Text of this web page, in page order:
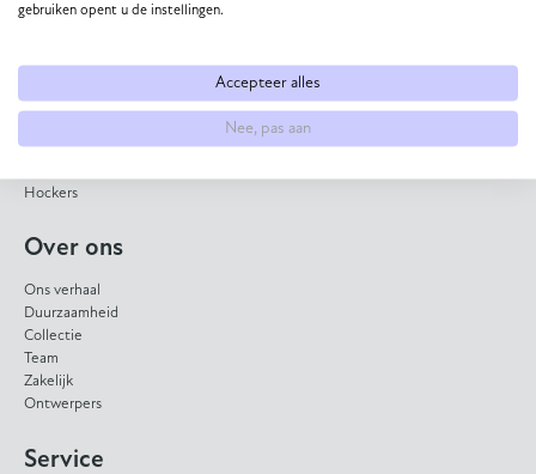
Collectie
Salontafels
Banken
Hockers
Over ons
Ons verhaal
Duurzaamheid
Collectie
Team
Zakelijk
Ontwerpers
Service
gebruiken opent u de instellingen.
Accepteer alles
Nee, pas aan